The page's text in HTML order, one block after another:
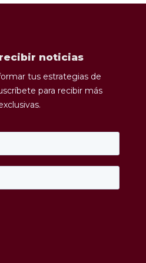
noticias
tus estrategias de
para recibir más